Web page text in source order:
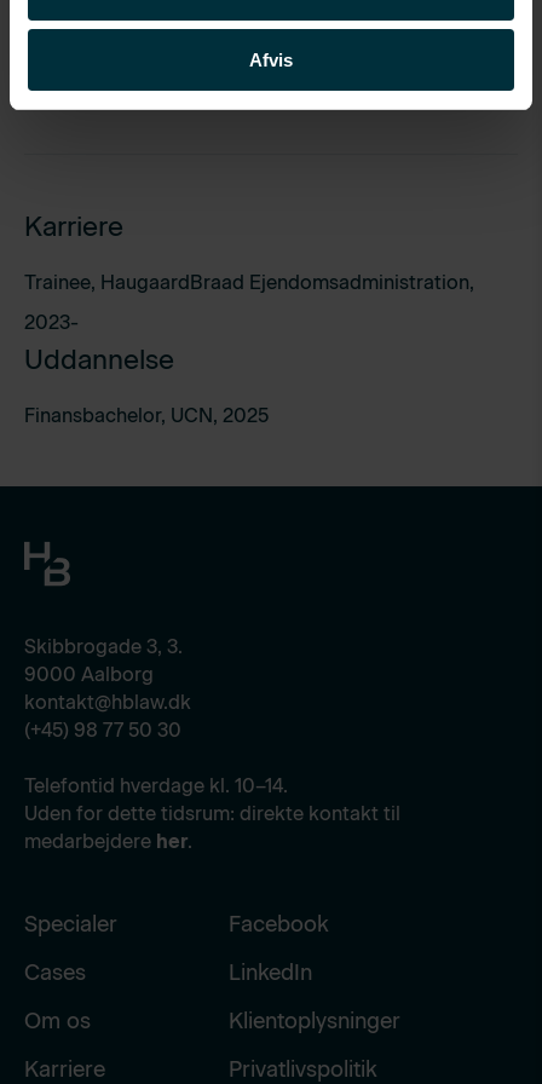
Afvis
Specialer
Karriere
Trainee, HaugaardBraad Ejendomsadministration,
2023-
Uddannelse
Finansbachelor, UCN, 2025
Skibbrogade 3, 3.
9000 Aalborg
kontakt@hblaw.dk
(+45) 98 77 50 30
Telefontid hverdage kl. 10–14.
Uden for dette tidsrum: direkte kontakt til
medarbejdere her.
Specialer
Cases
Om os
Karriere
Facebook
LinkedIn
Klientoplysninger
Privatlivspolitik